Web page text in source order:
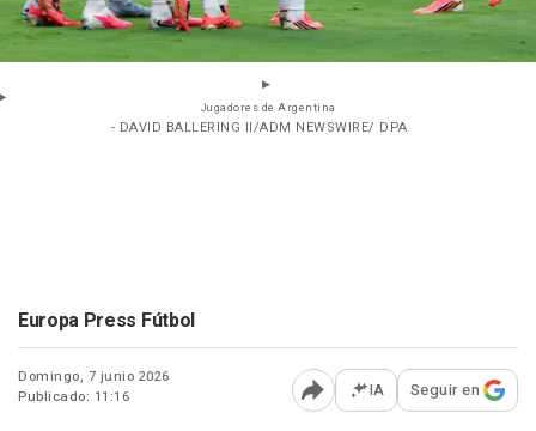
Jugadores de Argentina
- DAVID BALLERING II/ADM NEWSWIRE/ DPA
Europa Press Fútbol
Domingo, 7 junio 2026
Publicado: 11:16
Abrir opciones para
IA Seguir en